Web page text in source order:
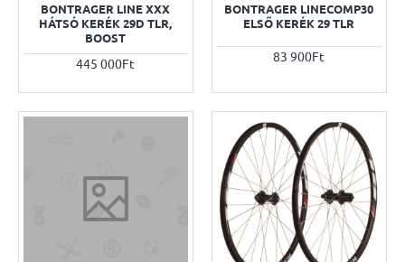
BONTRAGER LINE XXX
HÁTSÓ KERÉK 29D TLR,
BOOST
445 000Ft
BONTRAGER LINECOMP30
ELSŐ KERÉK 29 TLR
83 900Ft